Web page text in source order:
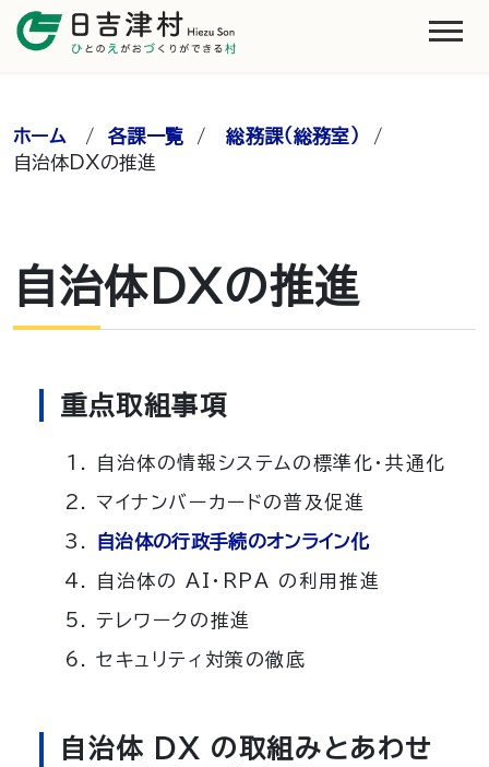
ホーム /各課一覧 /総務課（総務室）
/
自治体DXの推進
自治体DXの推進
重点取組事項
自治体の情報システムの標準化・共通化
マイナンバーカードの普及促進
自治体の行政手続のオンライン化
自治体の AI・RPA の利用推進
テレワークの推進
セキュリティ対策の徹底
自治体 DX の取組みとあわせ